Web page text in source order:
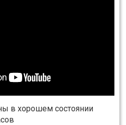
в хорошем состоянии